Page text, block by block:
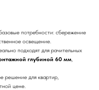
потребности: сбережение
освещение.
подходят для рачительных
глубиной 60 мм,
решение для квартир,
цене.